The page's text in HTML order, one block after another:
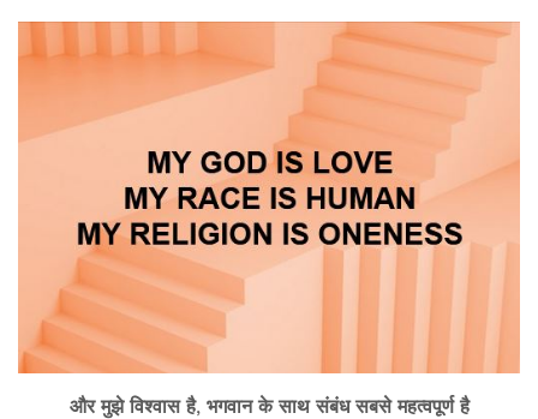
और मुझे विश्वास है, भगवान के साथ संबंध सबसे महत्वपूर्ण है